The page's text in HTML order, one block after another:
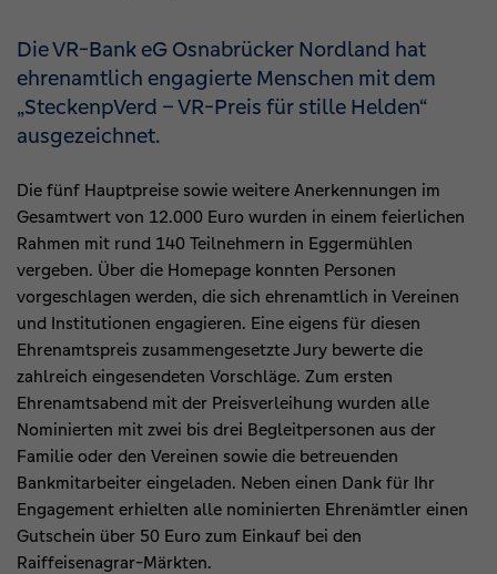
Die VR-Bank eG Osnabrücker Nordland hat
ehrenamtlich engagierte Menschen mit dem
„SteckenpVerd – VR-Preis für stille Helden“
ausgezeichnet.
Die fünf Hauptpreise sowie weitere Anerkennungen im
Gesamtwert von 12.000 Euro wurden in einem feierlichen
Rahmen mit rund 140 Teilnehmern in Eggermühlen
vergeben. Über die Homepage konnten Personen
vorgeschlagen werden, die sich ehrenamtlich in Vereinen
und Institutionen engagieren. Eine eigens für diesen
Ehrenamtspreis zusammengesetzte Jury bewerte die
zahlreich eingesendeten Vorschläge. Zum ersten
Ehrenamtsabend mit der Preisverleihung wurden alle
Nominierten mit zwei bis drei Begleitpersonen aus der
Familie oder den Vereinen sowie die betreuenden
Bankmitarbeiter eingeladen. Neben einen Dank für Ihr
Engagement erhielten alle nominierten Ehrenämtler einen
Gutschein über 50 Euro zum Einkauf bei den
Raiffeisenagrar-Märkten.